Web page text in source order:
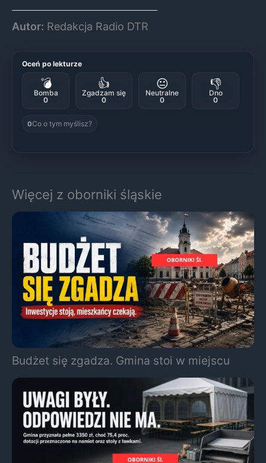
Autor: Redakcja Radio DTR
Oceń po lekturze
💣
Bomba
0
👍
Zgadzam się
0
😐
Neutralne
0
👎
Dno
0
0Co o tym myślisz?
Więcej z oborniki śląskie
Budżet się zgadza. Gmina stoi w miejscu